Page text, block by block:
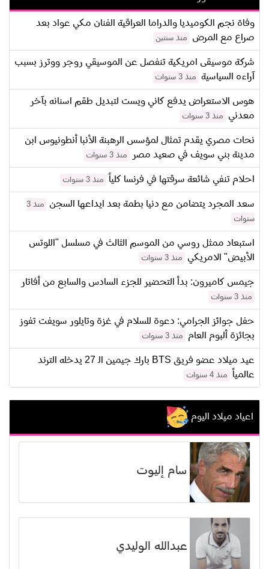
وفاة نجم الكوميديا والدراما العراقية الفنان مكي عواد بعد
صراع مع المرض
منذ سنتين
شركة موسيقى امريكية تنفصل عن الموسيقي روجر ووترز بسبب
آراءه السياسية
منذ 3 سنوات
هوس الاستعراض يدفع كاني ويست لتبديل طقم اسنانه بآخر
معدني
منذ 3 سنوات
نحات مصري يقدم تمثال لمؤسس الرهبنة الأنبا أنطونيوس ابن
مدينة بني سويف في صعيد مصر
منذ 3 سنوات
احلام تنفي شائعة سرقتها في فرنسا كلياً منذ 3 سنوات
سعد المجرد يتضامن مع دنيا بطمة بعد ايداعها السجن
منذ 3
سنوات
استبعاد ممثل روسي من الموسم الثالث في مسلسل "اللوتس
الأبيض" الامريكي
منذ 3 سنوات
جيمس كاميرون: بدأ التحضير للجزء السادس والسابع من أفاتار
منذ 3 سنوات
حفل جوائز الجرامي: دعوة للسلام في غزة وتايلور سويفت تفوز
بجائزة ألبوم العام
منذ 3 سنوات
عيد ميلاد عضو فريق BTS بارك جيمين الـ 27 يدخله الترند
عالمياً
منذ 4 سنوات
اعياد ميلاد اليوم
سام إليوت
عبدالله الوليدي